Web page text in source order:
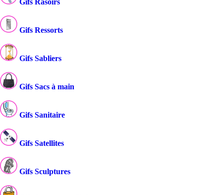
Gifs Rasoirs
Gifs Ressorts
Gifs Sabliers
Gifs Sacs à main
Gifs Sanitaire
Gifs Satellites
Gifs Sculptures